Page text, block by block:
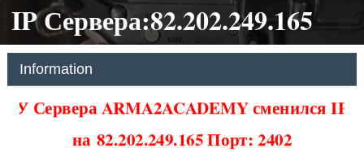
IP Сервера:82.202.249.165
Information
У Сервера ARMA2ACADEMY сменился IP
на82.202.249.165 Порт: 2402